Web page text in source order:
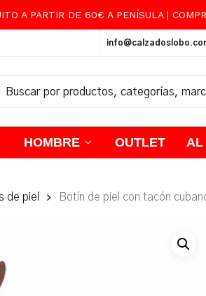
A PARTIR DE 60€ A PENÍSULA |
HOMBRE OUTLET AL
de piel Botín de piel con tacón